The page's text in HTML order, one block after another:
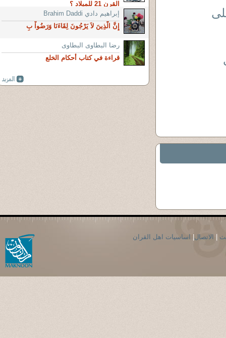
القرن 21 للميلاد ؟
إبراهيم دادي Brahim Daddi
إِنَّ الَّذِينَ لاَ يَرْجُونَ لِقَاءَنَا وَرَضُواْ بِ
رضا البطاوى البطاوى
قراءة في كتاب أحكام الخلع
الاتصال اساسيات اهل القران